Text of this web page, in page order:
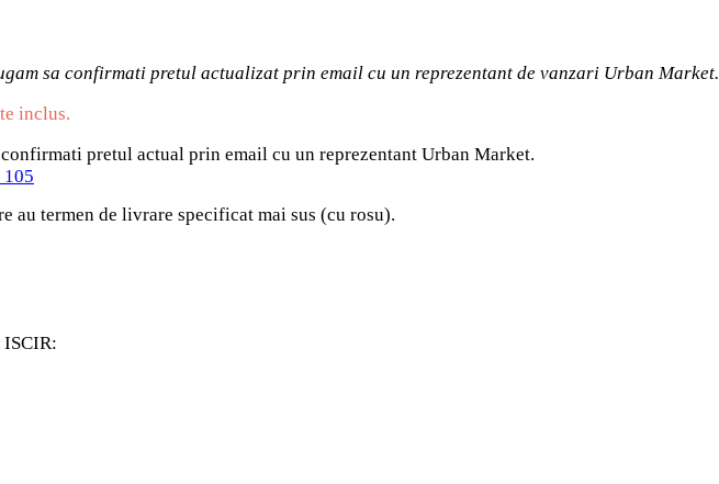
sa confirmati pretul actualizat prin email cu un reprezentant de vanzari Urban Market.
inclus.
pretul actual prin email cu un reprezentant Urban Market.
105
au termen de livrare specificat mai sus (cu rosu).